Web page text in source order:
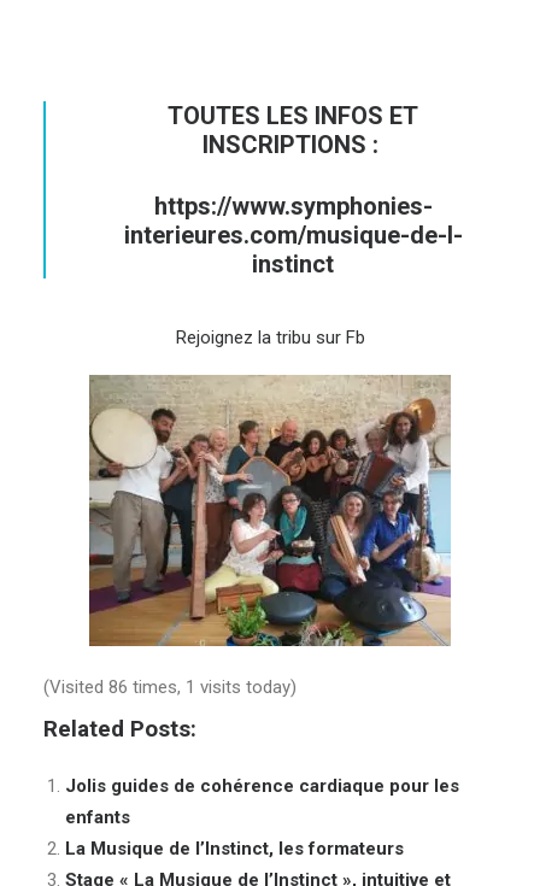
TOUTES LES INFOS ET
INSCRIPTIONS :
https://www.symphonies-
interieures.com/musique-de-l-
instinct
Rejoignez la tribu sur Fb
(Visited 86 times, 1 visits today)
Related Posts:
Jolis guides de cohérence cardiaque pour les
enfants
La Musique de l’Instinct, les formateurs
Stage « La Musique de l’Instinct », intuitive et